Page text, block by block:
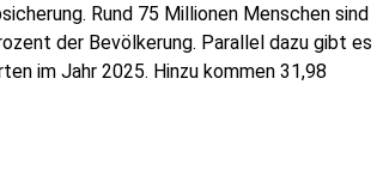
Rund 75 Millionen Menschen sind
der Bevölkerung. Parallel dazu gibt es
im Jahr 2025. Hinzu kommen 31,98